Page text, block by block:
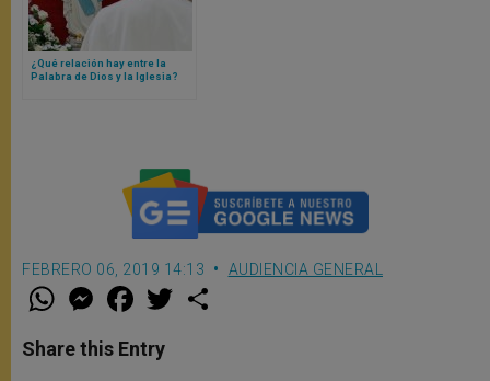
¿Qué relación hay entre la
Palabra de Dios y la Iglesia?
FEBRERO 06, 2019 14:13 AUDIENCIA GENERAL
W
t
s
M
e
s
e
F
a
e
b
w
Share this Entry